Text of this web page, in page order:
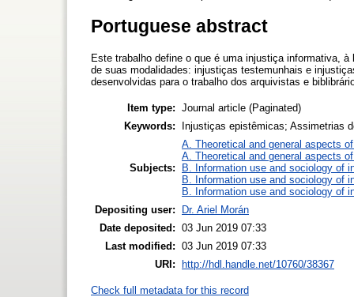
Portuguese abstract
Este trabalho define o que é uma injustiça informativa,
de suas modalidades: injustiças testemunhais e
desenvolvidas para o trabalho dos arquivistas e
Item type: Journal article (Paginated)
Keywords:
Injustiças epistêmicas; Assimetrias
Subjects:
A. Theoretical and general aspects
A. Theoretical and general aspects
B. Information use and sociology of
B. Information use and sociology of
B. Information use and sociology of
Depositing user:
Dr. Ariel Morán
Date deposited: 03 Jun 2019 07:33
Last modified: 03 Jun 2019 07:33
URI:
http://hdl.handle.net/10760/38367
Check full metadata for this record